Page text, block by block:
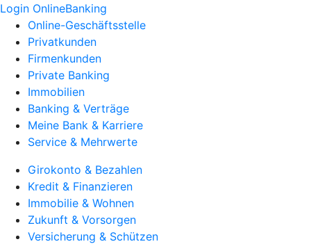
Login OnlineBanking
Online-Geschäftsstelle
Privatkunden
Firmenkunden
Private Banking
Immobilien
Banking & Verträge
Meine Bank & Karriere
Service & Mehrwerte
Girokonto & Bezahlen
Kredit & Finanzieren
Immobilie & Wohnen
Zukunft & Vorsorgen
Versicherung & Schützen